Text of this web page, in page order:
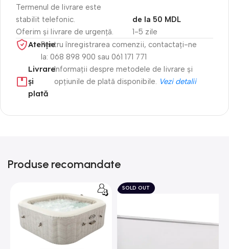
Termenul de livrare este
stabilit telefonic.
Oferim și livrare de urgență.
1-5 zile
de la 50 MDL
Atenție​Pentru înregistrarea comenzii, contactați-ne
la: 068 898 900 sau 061 171 771
Livrare
și
plată
Informații despre metodele de livrare și
opțiunile de plată disponibile. Vezi detalii
Produse recomandate
SOLD OUT